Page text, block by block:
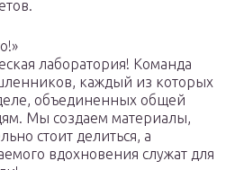
лаборатория! Команда
каждый из которых
объединенных общей
Мы создаем материалы,
стоит делиться, а
вдохновения служат для